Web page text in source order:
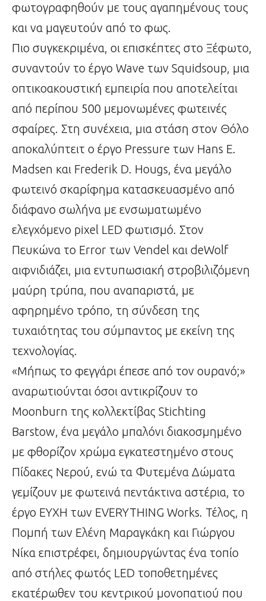
φωτογραφηθούν με τους αγαπημένους τους
και να μαγευτούν από το φως.
Πιο συγκεκριμένα, οι επισκέπτες στο Ξέφωτο,
συναντούν το έργο Wave των Squidsoup, μια
οπτικοακουστική εμπειρία που αποτελείται
από περίπου 500 μεμονωμένες φωτεινές
σφαίρες. Στη συνέχεια, μια στάση στον Θόλο
αποκαλύπτειτ ο έργο Pressure των Hans E.
Madsen και Frederik D. Hougs, ένα μεγάλο
φωτεινό σκαρίφημα κατασκευασμένο από
διάφανο σωλήνα με ενσωματωμένο
ελεγχόμενο pixel LED φωτισμό. Στον
Πευκώνα το Εrror των Vendel και deWolf
αιφνιδιάζει, μια εντυπωσιακή στροβιλιζόμενη
μαύρη τρύπα, που αναπαριστά, με
αφηρημένο τρόπο, τη σύνδεση της
τυχαιότητας του σύμπαντος με εκείνη της
τεχνολογίας.
«Μήπως το φεγγάρι έπεσε από τον ουρανό;»
αναρωτιούνται όσοι αντικρίζουν το
Moonburn της κολλεκτίβας Stichting
Barstow, ένα μεγάλο μπαλόνι διακοσμημένο
με φθορίζον χρώμα εγκατεστημένο στους
Πίδακες Νερού, ενώ τα Φυτεμένα Δώματα
γεμίζουν με φωτεινά πεντάκτινα αστέρια, το
έργο ΕΥΧΗ των EVERYTHING Works. Τέλος, η
Πομπή των Ελένη Μαραγκάκη και Γιώργου
Νίκα επιστρέφει, δημιουργώντας ένα τοπίο
από στήλες φωτός LED τοποθετημένες
εκατέρωθεν του κεντρικού μονοπατιού που